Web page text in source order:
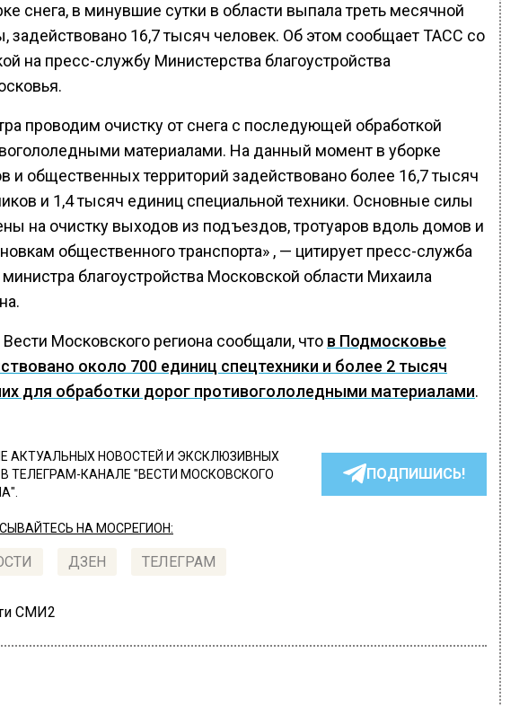
снега, в минувшие сутки в области выпала треть месячной
задействовано 16,7 тысяч человек. Об этом сообщает ТАСС со
на пресс-службу Министерства благоустройства
проводим очистку от снега с последующей обработкой
материалами. На данный момент в уборке
и общественных территорий задействовано более 16,7 тысяч
и 1,4 тысяч единиц специальной техники. Основные силы
на очистку выходов из подъездов, тротуаров вдоль домов и
общественного транспорта» , — цитирует пресс-служба
благоустройства Московской области Михаила
Вести Московского региона сообщали, что в Подмосковье
около 700 единиц спецтехники и более 2 тысяч
для обработки дорог противогололедными материалами.
АКТУАЛЬНЫХ НОВОСТЕЙ И ЭКСКЛЮЗИВНЫХ
ТЕЛЕГРАМ-КАНАЛЕ "ВЕСТИ МОСКОВСКОГО
ПОДПИШИСЬ!
НА МОСРЕГИОН:
ДЗЕН ТЕЛЕГРАМ
СМИ2